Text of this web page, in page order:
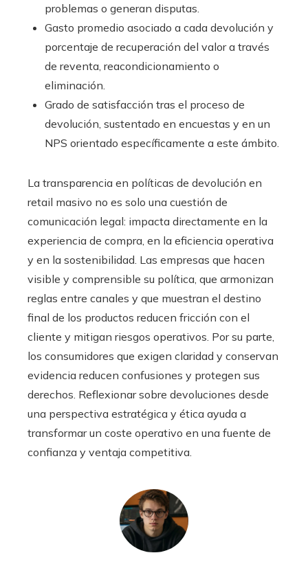
problemas o generan disputas.
Gasto promedio asociado a cada devolución y
porcentaje de recuperación del valor a través
de reventa, reacondicionamiento o
eliminación.
Grado de satisfacción tras el proceso de
devolución, sustentado en encuestas y en un
NPS orientado específicamente a este ámbito.
La transparencia en políticas de devolución en
retail masivo no es solo una cuestión de
comunicación legal: impacta directamente en la
experiencia de compra, en la eficiencia operativa
y en la sostenibilidad. Las empresas que hacen
visible y comprensible su política, que armonizan
reglas entre canales y que muestran el destino
final de los productos reducen fricción con el
cliente y mitigan riesgos operativos. Por su parte,
los consumidores que exigen claridad y conservan
evidencia reducen confusiones y protegen sus
derechos. Reflexionar sobre devoluciones desde
una perspectiva estratégica y ética ayuda a
transformar un coste operativo en una fuente de
confianza y ventaja competitiva.